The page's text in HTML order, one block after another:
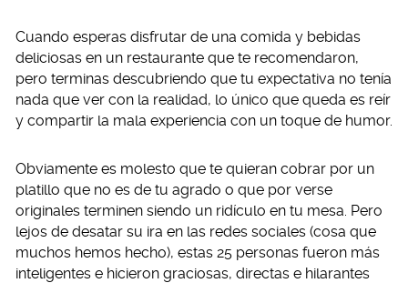
Cuando esperas disfrutar de una comida y bebidas
deliciosas en un restaurante que te recomendaron,
pero terminas descubriendo que tu expectativa no tenía
nada que ver con la realidad, lo único que queda es reír
y compartir la mala experiencia con un toque de humor.
Obviamente es molesto que te quieran cobrar por un
platillo que no es de tu agrado o que por verse
originales terminen siendo un ridículo en tu mesa. Pero
lejos de desatar su ira en las redes sociales (cosa que
muchos hemos hecho), estas 25 personas fueron más
inteligentes e hicieron graciosas, directas e hilarantes